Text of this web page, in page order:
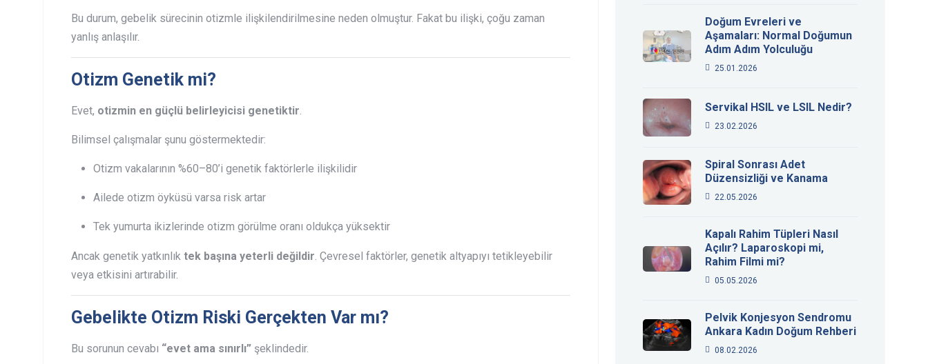
Bu durum, gebelik sürecinin otizmle ilişkilendirilmesine neden olmuştur. Fakat bu ilişki, çoğu zaman
yanlış anlaşılır.
Otizm Genetik mi?
Evet, otizmin en güçlü belirleyicisi genetiktir.
Bilimsel çalışmalar şunu göstermektedir:
Otizm vakalarının %60–80’i genetik faktörlerle ilişkilidir
Ailede otizm öyküsü varsa risk artar
Tek yumurta ikizlerinde otizm görülme oranı oldukça yüksektir
Ancak genetik yatkınlık tek başına yeterli değildir. Çevresel faktörler, genetik altyapıyı tetikleyebilir
veya etkisini artırabilir.
Gebelikte Otizm Riski Gerçekten Var mı?
Bu sorunun cevabı “evet ama sınırlı” şeklindedir.
Doğum Evreleri ve
Aşamaları: Normal Doğumun
Adım Adım Yolculuğu
25.01.2026
Servikal HSIL ve LSIL Nedir?
23.02.2026
Spiral Sonrası Adet
Düzensizliği ve Kanama
22.05.2026
Kapalı Rahim Tüpleri Nasıl
Açılır? Laparoskopi mi,
Rahim Filmi mi?
05.05.2026
Pelvik Konjesyon Sendromu
Ankara Kadın Doğum Rehberi
08.02.2026